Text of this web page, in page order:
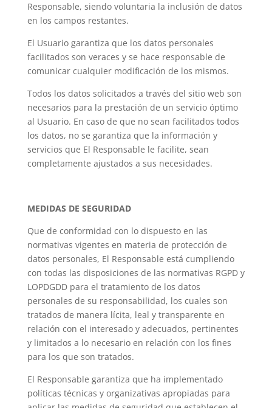
Responsable, siendo voluntaria la inclusión de datos
en los campos restantes.
El Usuario garantiza que los datos personales
facilitados son veraces y se hace responsable de
comunicar cualquier modificación de los mismos.
Todos los datos solicitados a través del sitio web son
necesarios para la prestación de un servicio óptimo
al Usuario. En caso de que no sean facilitados todos
los datos, no se garantiza que la información y
servicios que El Responsable le facilite, sean
completamente ajustados a sus necesidades.
MEDIDAS DE SEGURIDAD
Que de conformidad con lo dispuesto en las
normativas vigentes en materia de protección de
datos personales, El Responsable está cumpliendo
con todas las disposiciones de las normativas RGPD y
LOPDGDD para el tratamiento de los datos
personales de su responsabilidad, los cuales son
tratados de manera lícita, leal y transparente en
relación con el interesado y adecuados, pertinentes
y limitados a lo necesario en relación con los fines
para los que son tratados.
El Responsable garantiza que ha implementado
políticas técnicas y organizativas apropiadas para